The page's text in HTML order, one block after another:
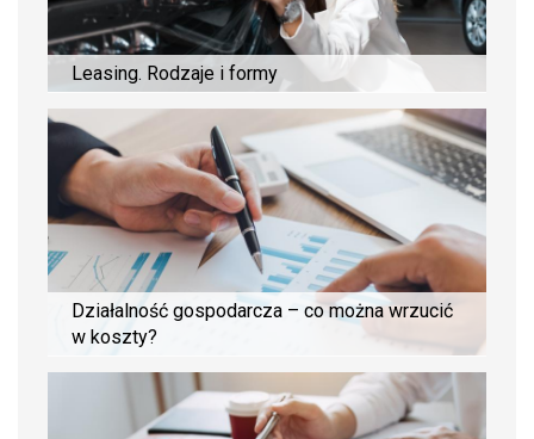
Leasing. Rodzaje i formy
Działalność gospodarcza – co można wrzucić
w koszty?